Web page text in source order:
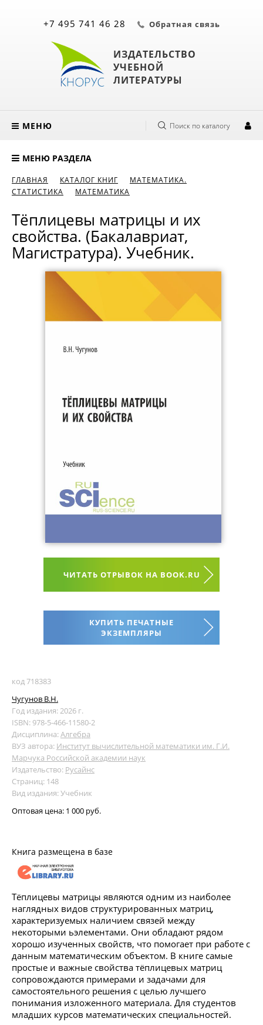
ИЗДАТЕЛЬСТВО
УЧЕБНОЙ
ЛИТЕРАТУРЫ
+7 495 741 46 28 Обратная связь
МЕНЮ Поиск по каталогу
МЕНЮ РАЗДЕЛА
ГЛАВНАЯ КАТАЛОГ КНИГ
МАТЕМАТИКА.
СТАТИСТИКА
МАТЕМАТИКА
Тёплицевы матрицы и их
свойства. (Бакалавриат,
Магистратура). Учебник.
ЧИТАТЬ ОТРЫВОК НА BOOK.RU
КУПИТЬ ПЕЧАТНЫЕ
ЭКЗЕМПЛЯРЫ
код 718383
Чугунов В.Н.
Год издания: 2026 г.
ISBN: 978-5-466-11580-2
Дисциплина:Алгебра
ВУЗ автора: Институт вычислительной математики им. Г.И.
Марчука Российской академии наук
Издательство: Русайнс
Страниц: 148
Вид издания: Учебник
Оптовая цена: 1 000 руб.
Книга размещена в базе
Тёплицевы матрицы являются одним из наиболее
наглядных видов структурированных матриц,
характеризуемых наличием связей между
некоторыми ьэлементами. Они обладают рядом
хорошо изученных свойств, что помогает при работе с
данным математическим объектом. В книге самые
простые и важные свойства тёплицевых матриц
сопровождаются примерами и задачами для
самостоятельного решения с целью лучшего
понимания изложенного материала. Для студентов
младших курсов математических специальностей.